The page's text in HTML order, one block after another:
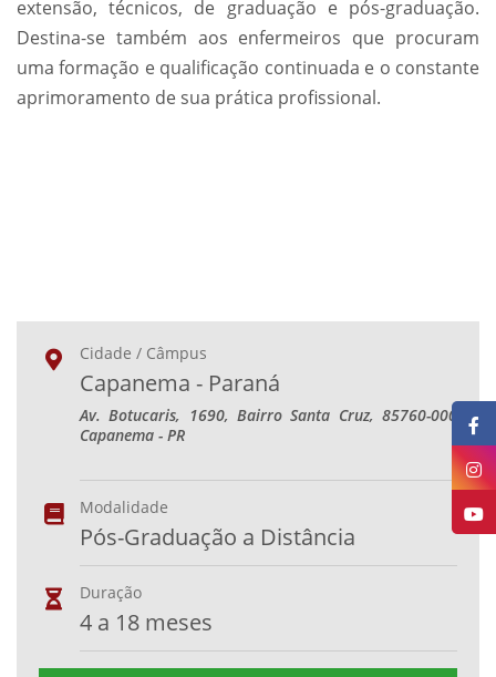
extensão, técnicos, de graduação e pós-graduação.
Destina-se também aos enfermeiros que procuram
uma formação e qualificação continuada e o constante
aprimoramento de sua prática profissional.
Cidade / Câmpus
Capanema - Paraná
Av. Botucaris, 1690, Bairro Santa Cruz, 85760-000
Capanema - PR
Modalidade
Pós-Graduação a Distância
Duração
4 a 18 meses